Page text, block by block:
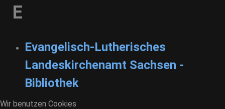
E
Evangelisch-Lutherisches
Landeskirchenamt Sachsen -
Bibliothek
Wir benutzen Cookies